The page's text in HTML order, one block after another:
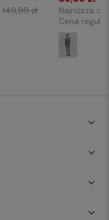
149,99 zł
Najniższa
Cena